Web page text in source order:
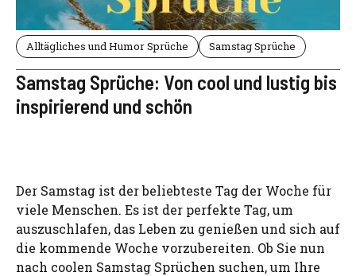
Alltägliches und Humor Sprüche Samstag Sprüche
Samstag Sprüche: Von cool und lustig bis
inspirierend und schön
Der Samstag ist der beliebteste Tag der Woche für
viele Menschen. Es ist der perfekte Tag, um
auszuschlafen, das Leben zu genießen und sich auf
die kommende Woche vorzubereiten. Ob Sie nun
nach coolen Samstag Sprüchen suchen, um Ihre